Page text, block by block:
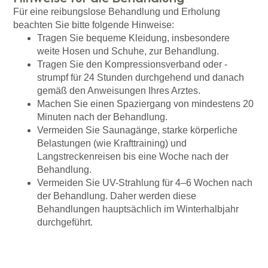
Für eine reibungslose Behandlung und Erholung
beachten Sie bitte folgende Hinweise:
Tragen Sie bequeme Kleidung, insbesondere
weite Hosen und Schuhe, zur Behandlung.
Tragen Sie den Kompressionsverband oder -
strumpf für 24 Stunden durchgehend und danach
gemäß den Anweisungen Ihres Arztes.
Machen Sie einen Spaziergang von mindestens 20
Minuten nach der Behandlung.
Vermeiden Sie Saunagänge, starke körperliche
Belastungen (wie Krafttraining) und
Langstreckenreisen bis eine Woche nach der
Behandlung.
Vermeiden Sie UV-Strahlung für 4–6 Wochen nach
der Behandlung. Daher werden diese
Behandlungen hauptsächlich im Winterhalbjahr
durchgeführt.